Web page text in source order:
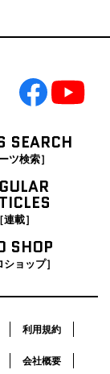
SEARCH
ツ検索］
［連載］
SHOP
ショップ］
利用規約
会社概要